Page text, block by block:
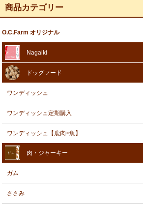
商品カテゴリー
O.C.Farm オリジナル
Nagaiki
ドッグフード
ワンディッシュ
ワンディッシュ定期購入
ワンディッシュ【鹿肉×魚】
肉・ジャーキー
ガム
ささみ